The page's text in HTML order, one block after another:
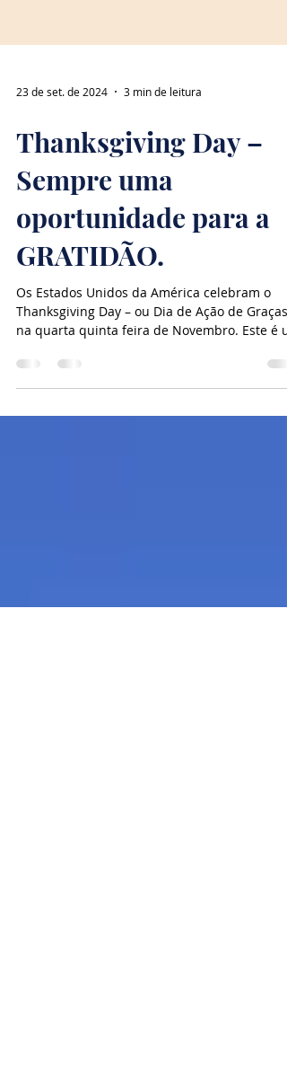
23 de set. de 2024 3 min de leitura
Thanksgiving Day –
Sempre uma
oportunidade para a
GRATIDÃO.
Os Estados Unidos da América celebram o
Thanksgiving Day – ou Dia de Ação de Graças